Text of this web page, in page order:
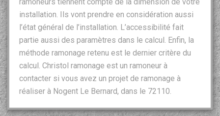
installation. Ils vont prendre en considération aussi
l’état général de l’installation. L’accessibilité fait
partie aussi des paramètres dans le calcul. Enfin, la
méthode ramonage retenu est le dernier critère du
calcul. Christol ramonage est un ramoneur à
contacter si vous avez un projet de ramonage à
réaliser à Nogent Le Bernard, dans le 72110.